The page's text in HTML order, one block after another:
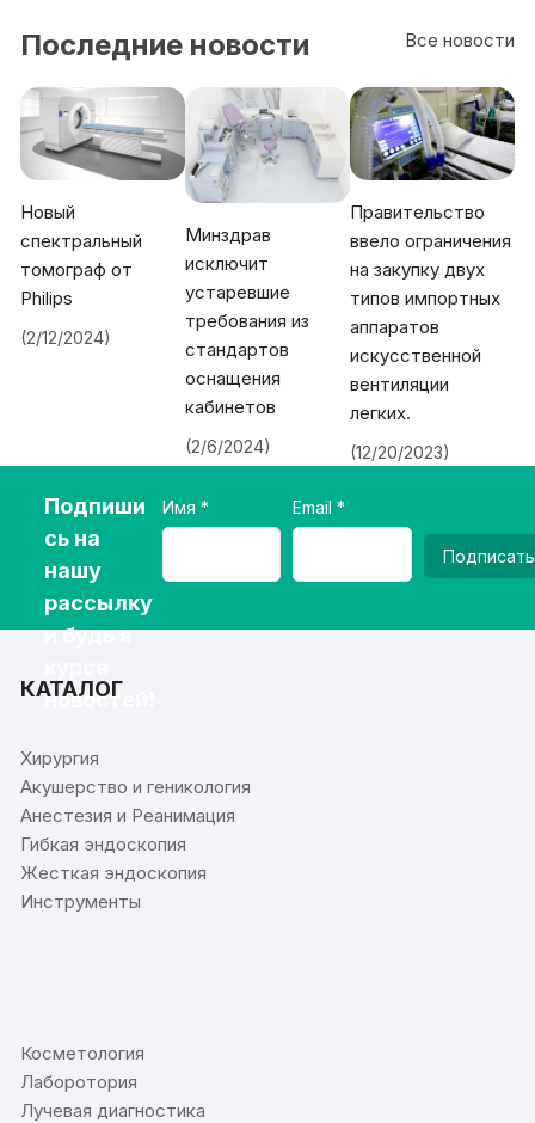
Все новости
Последние новости
Новый
спектральный
томограф от
Philips
(2/12/2024)
Минздрав
исключит
устаревшие
требования из
стандартов
оснащения
кабинетов
(2/6/2024)
Правительство
ввело ограничения
на закупку двух
типов импортных
аппаратов
искусственной
вентиляции
легких.
(12/20/2023)
Подпиши
сь на
нашу
рассылку
и будь в
новостей!
Имя Email
КАТАЛОГ
Хирургия
Акушерство и геникология
Анестезия и Реанимация
Гибкая эндоскопия
Жесткая эндоскопия
Инструменты
Косметология
Лаборотория
Лучевая диагностика